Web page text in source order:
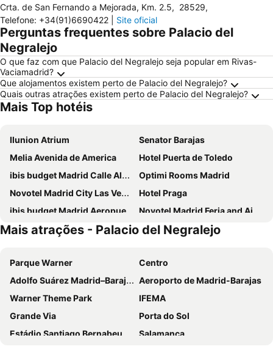
Crta. de San Fernando a Mejorada, Km. 2.5, 28529,
Telefone: +34(91)6690422 Site oficial
Perguntas frequentes sobre Palacio del
Negralejo
O que faz com que Palacio del Negralejo seja popular em Rivas-
Vaciamadrid?
Que alojamentos existem perto de Palacio del Negralejo?
Quais outras atrações existem perto de Palacio del Negralejo?
Mais Top hotéis
Ilunion Atrium
Senator Barajas
Melia Avenida de America
Hotel Puerta de Toledo
ibis budget Madrid Calle Alcalá
Optimi Rooms Madrid
Novotel Madrid City Las Ventas
Hotel Praga
ibis budget Madrid Aeropuerto
Novotel Madrid Feria and Airport
Ilunion Suites Madrid
Ibis Styles Madrid City Las Ventas
Travelodge Madrid Metropolitano
INNSiDE by Meliá Madrid Valdebebas
Hotel Europa
Hotel Riu Plaza Espana
Hotel Puerta America
DWO Yuste Alcalá
ibis budget Madrid Vallecas
Exe Convention Plaza Madrid
Hotel Madrid Chamartín Affiliated by Meliá
Exe Madrid Norte
Mais atrações - Palacio del Negralejo
Parque Warner
Centro
Adolfo Suárez Madrid–Barajas Airport
Aeroporto de Madrid-Barajas
Warner Theme Park
IFEMA
Grande Via
Porta do Sol
Estádio Santiago Bernabeu
Salamanca